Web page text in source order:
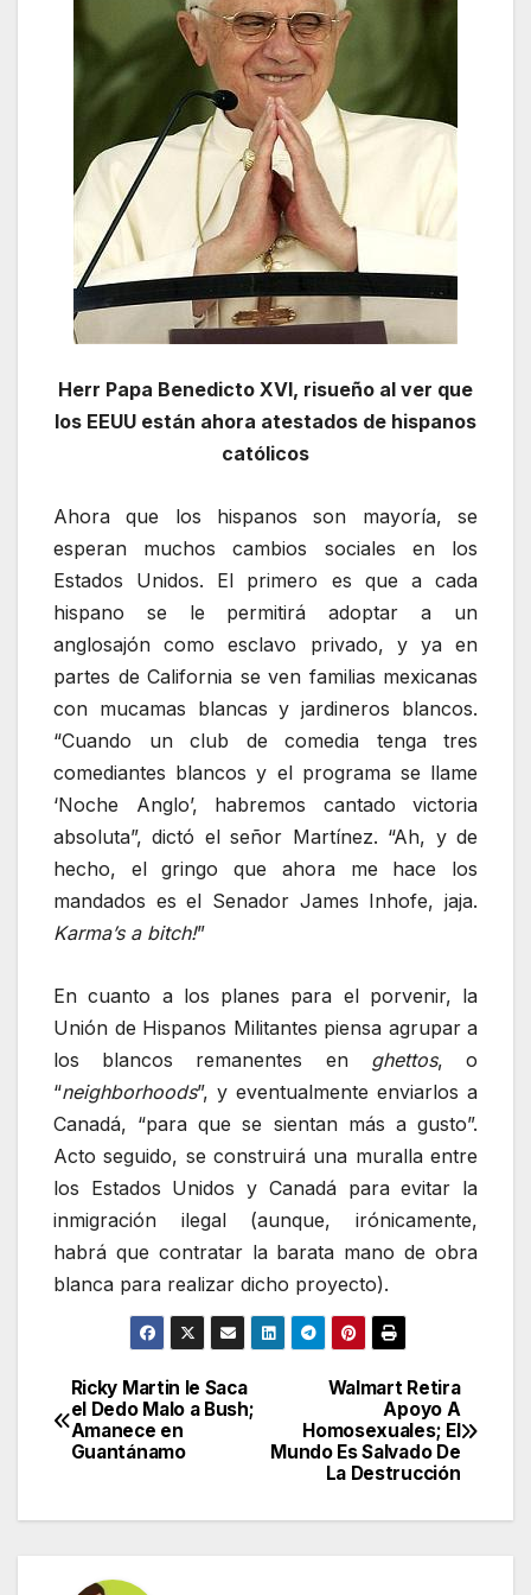
Herr Papa Benedicto XVI, risueño al ver que
los EEUU están ahora atestados de hispanos
católicos
Ahora que los hispanos son mayoría, se
esperan muchos cambios sociales en los
Estados Unidos. El primero es que a cada
hispano se le permitirá adoptar a un
anglosajón como esclavo privado, y ya en
partes de California se ven familias mexicanas
con mucamas blancas y jardineros blancos.
“Cuando un club de comedia tenga tres
comediantes blancos y el programa se llame
‘Noche Anglo’, habremos cantado victoria
absoluta”, dictó el señor Martínez. “Ah, y de
hecho, el gringo que ahora me hace los
mandados es el Senador James Inhofe, jaja.
Karma’s a bitch!”
En cuanto a los planes para el porvenir, la
Unión de Hispanos Militantes piensa agrupar a
los blancos remanentes en ghettos, o
“neighborhoods”, y eventualmente enviarlos a
Canadá, “para que se sientan más a gusto”.
Acto seguido, se construirá una muralla entre
los Estados Unidos y Canadá para evitar la
inmigración ilegal (aunque, irónicamente,
habrá que contratar la barata mano de obra
blanca para realizar dicho proyecto).
Navegación
de
Walmart Retira
Apoyo A
Homosexuales; El
Mundo Es Salvado De
La Destrucción
Ricky Martin le Saca
el Dedo Malo a Bush;
Amanece en
Guantánamo